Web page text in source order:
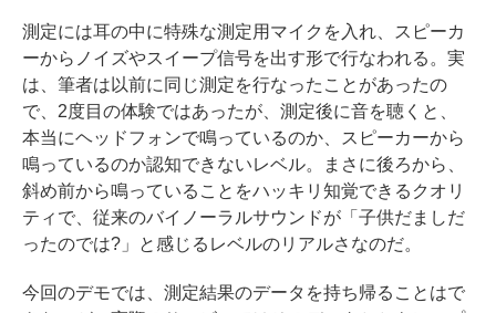
測定には耳の中に特殊な測定用マイクを入れ、スピーカ
ーからノイズやスイープ信号を出す形で行なわれる。実
は、筆者は以前に同じ測定を行なったことがあったの
で、2度目の体験ではあったが、測定後に音を聴くと、
本当にヘッドフォンで鳴っているのか、スピーカーから
鳴っているのか認知できないレベル。まさに後ろから、
斜め前から鳴っていることをハッキリ知覚できるクオリ
ティで、従来のバイノーラルサウンドが「子供だましだ
ったのでは?」と感じるレベルのリアルさなのだ。
今回のデモでは、測定結果のデータを持ち帰ることはで